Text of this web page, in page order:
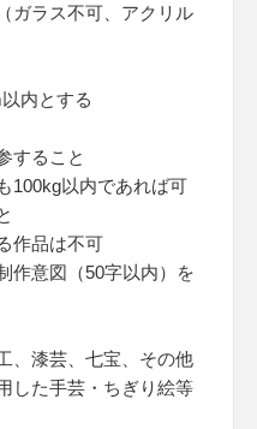
ガラス不可、アクリル
内とする
すること
100kg以内であれば可
作品は不可
作意図（50字以内）を
、漆芸、七宝、その他
した手芸・ちぎり絵等